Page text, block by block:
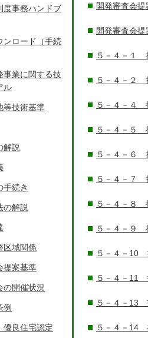
開発審査会提
開発審査会
５－４－１
５－４－２
５－４－４
５－４－５
５－４－６
５－４－７
５－４－８
５－４－９
５－４－10
５－４－11
５－４－13
５－４－14
度事務ハンドブ
ンロード（手続
事業に関する技
ル
等技術基準
解説
手続き
の解説
区域関係
提案基準
の開催状況
例
優良住宅認定